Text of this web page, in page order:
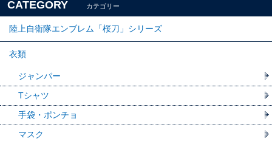
CATEGORY カテゴリー
陸上自衛隊エンブレム「桜刀」シリーズ
衣類
ジャンパー
Tシャツ
手袋・ポンチョ
マスク